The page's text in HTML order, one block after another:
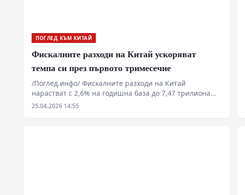
ПОГЛЕД КЪМ КИТАЙ
Фискалните разходи на Китай ускоряват
темпа си през първото тримесечие
/Поглед.инфо/ Фискалните разходи на Китай
нарастват с 2,6% на годишна база до 7,47 трилиона
юана през първото тримесечие на 2026 г., като
25.04.2026 14:55